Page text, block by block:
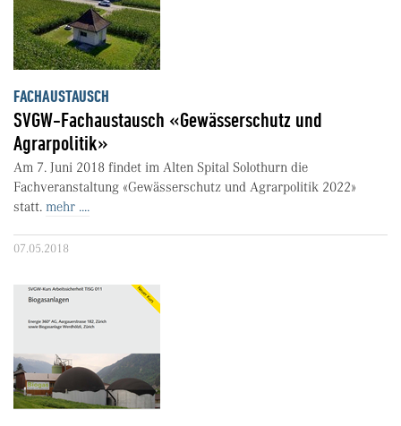
FACHAUSTAUSCH
SVGW-Fachaustausch «Gewässerschutz und
Agrarpolitik»
Am 7. Juni 2018 findet im Alten Spital Solothurn die
Fachveranstaltung «Gewässerschutz und Agrarpolitik 2022»
statt. mehr ....
07.05.2018